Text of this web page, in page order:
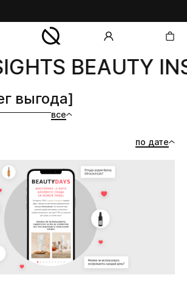
в корзину BEAUTY
все
выгода]
по дате